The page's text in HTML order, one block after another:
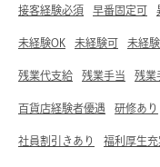
接客経験必須 早番固定可
未経験OK 未経験可 未経
残業代支給 残業手当 残業
百貨店経験者優遇 研修あり
社員割引きあり 福利厚生充